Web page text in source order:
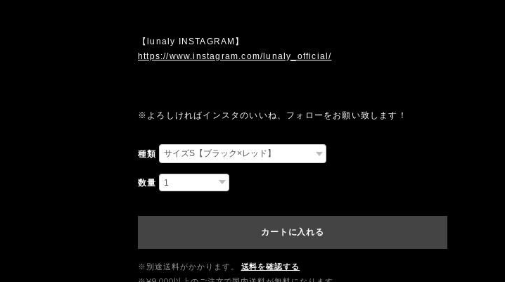
【lunaly INSTAGRAM】
https://www.instagram.com/lunaly_official/
※よろしければインスタのいいね、フォローをお願い致します！
種類
数量
カートに入れる
※別途送料がかかります。
送料を確認する